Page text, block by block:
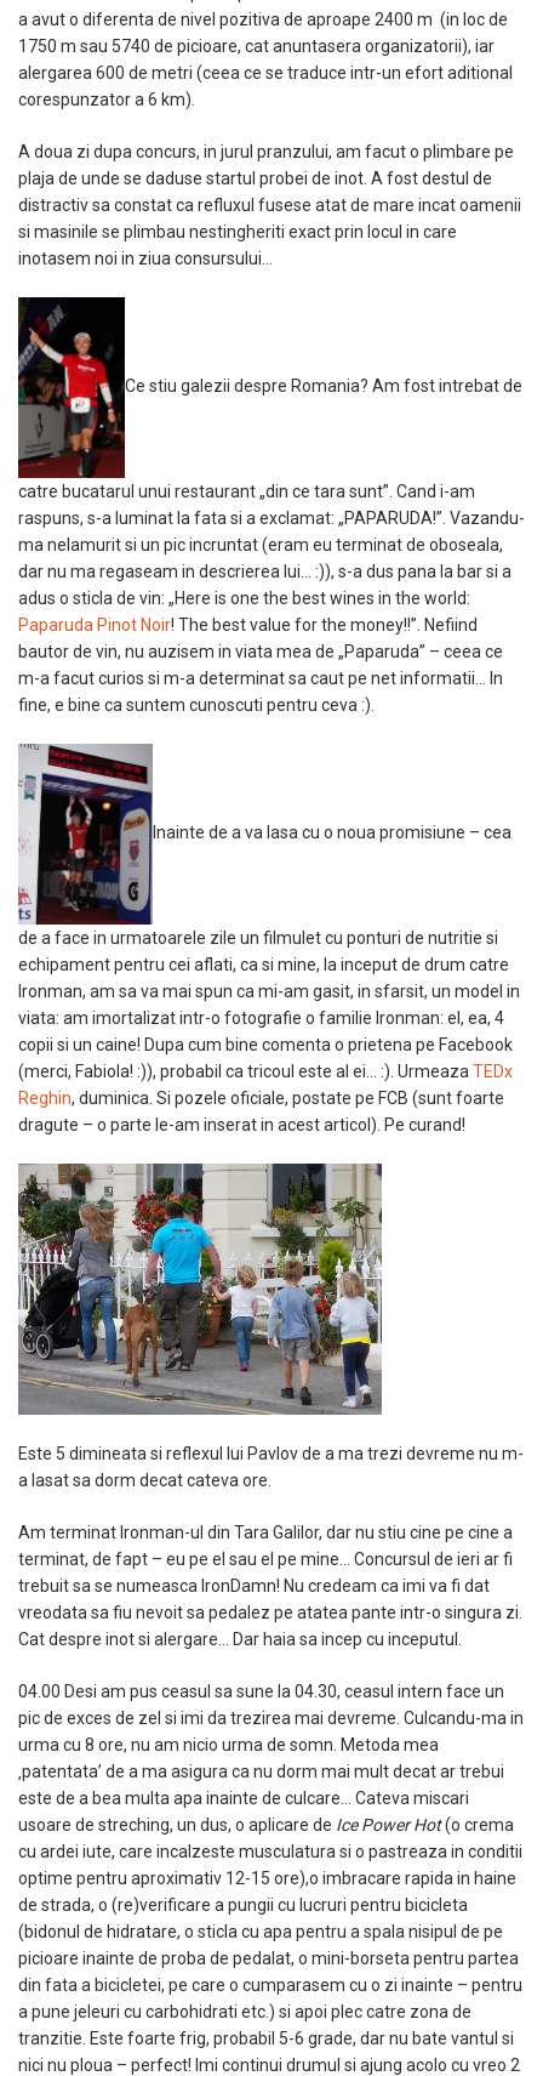
a avut o diferenta de nivel pozitiva de aproape 2400 m (in loc de
1750 m sau 5740 de picioare, cat anuntasera organizatorii), iar
alergarea 600 de metri (ceea ce se traduce intr-un efort aditional
corespunzator a 6 km).
A doua zi dupa concurs, in jurul pranzului, am facut o plimbare pe
plaja de unde se daduse startul probei de inot. A fost destul de
distractiv sa constat ca refluxul fusese atat de mare incat oamenii
si masinile se plimbau nestingheriti exact prin locul in care
inotasem noi in ziua consursului…
Ce stiu galezii despre Romania? Am fost intrebat de
catre bucatarul unui restaurant „din ce tara sunt”. Cand i-am
raspuns, s-a luminat la fata si a exclamat: „PAPARUDA!”. Vazandu-
ma nelamurit si un pic incruntat (eram eu terminat de oboseala,
dar nu ma regaseam in descrierea lui… :)), s-a dus pana la bar si a
adus o sticla de vin: „Here is one the best wines in the world:
Paparuda Pinot Noir! The best value for the money!!”. Nefiind
bautor de vin, nu auzisem in viata mea de „Paparuda” – ceea ce
m-a facut curios si m-a determinat sa caut pe net informatii… In
fine, e bine ca suntem cunoscuti pentru ceva :).
Inainte de a va lasa cu o noua promisiune – cea
de a face in urmatoarele zile un filmulet cu ponturi de nutritie si
echipament pentru cei aflati, ca si mine, la inceput de drum catre
Ironman, am sa va mai spun ca mi-am gasit, in sfarsit, un model in
viata: am imortalizat intr-o fotografie o familie Ironman: el, ea, 4
copii si un caine! Dupa cum bine comenta o prietena pe Facebook
(merci, Fabiola! :)), probabil ca tricoul este al ei… :). Urmeaza TEDx
Reghin, duminica. Si pozele oficiale, postate pe FCB (sunt foarte
dragute – o parte le-am inserat in acest articol). Pe curand!
Este 5 dimineata si reflexul lui Pavlov de a ma trezi devreme nu m-
a lasat sa dorm decat cateva ore.
Am terminat Ironman-ul din Tara Galilor, dar nu stiu cine pe cine a
terminat, de fapt – eu pe el sau el pe mine… Concursul de ieri ar fi
trebuit sa se numeasca IronDamn! Nu credeam ca imi va fi dat
vreodata sa fiu nevoit sa pedalez pe atatea pante intr-o singura zi.
Cat despre inot si alergare… Dar haia sa incep cu inceputul.
04.00 Desi am pus ceasul sa sune la 04.30, ceasul intern face un
pic de exces de zel si imi da trezirea mai devreme. Culcandu-ma in
urma cu 8 ore, nu am nicio urma de somn. Metoda mea
‚patentata’ de a ma asigura ca nu dorm mai mult decat ar trebui
este de a bea multa apa inainte de culcare… Cateva miscari
usoare de streching, un dus, o aplicare de Ice Power Hot(o crema
cu ardei iute, care incalzeste musculatura si o pastreaza in conditii
optime pentru aproximativ 12-15 ore),o imbracare rapida in haine
de strada, o (re)verificare a pungii cu lucruri pentru bicicleta
(bidonul de hidratare, o sticla cu apa pentru a spala nisipul de pe
picioare inainte de proba de pedalat, o mini-borseta pentru partea
din fata a bicicletei, pe care o cumparasem cu o zi inainte – pentru
a pune jeleuri cu carbohidrati etc.) si apoi plec catre zona de
tranzitie. Este foarte frig, probabil 5-6 grade, dar nu bate vantul si
nici nu ploua – perfect! Imi continui drumul si ajung acolo cu vreo 2